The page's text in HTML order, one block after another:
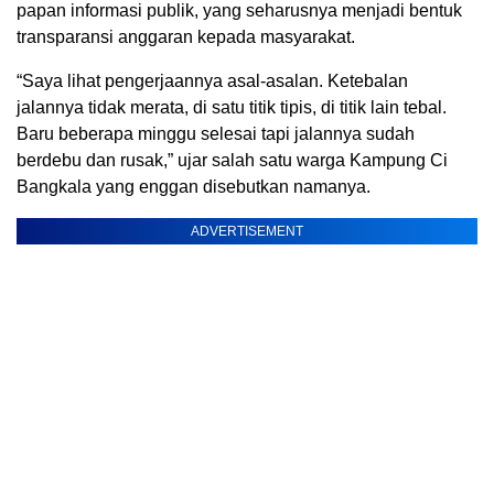
papan informasi publik, yang seharusnya menjadi bentuk
transparansi anggaran kepada masyarakat.
“Saya lihat pengerjaannya asal-asalan. Ketebalan
jalannya tidak merata, di satu titik tipis, di titik lain tebal.
Baru beberapa minggu selesai tapi jalannya sudah
berdebu dan rusak,” ujar salah satu warga Kampung Ci
Bangkala yang enggan disebutkan namanya.
ADVERTISEMENT